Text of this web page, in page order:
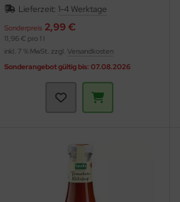
Lieferzeit:1-4 Werktage
Sonderpreis 2,99 €
11,96 € pro 1 l
inkl. 7 % MwSt. zzgl.Versandkosten
Sonderangebot gültig bis: 07.08.2026